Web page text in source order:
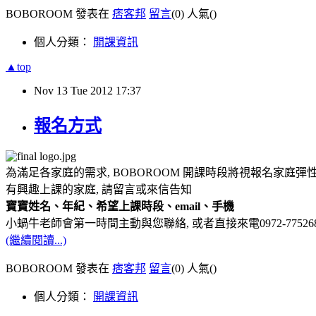
BOBOROOM 發表在 痞客邦 留言(0) 人氣()
個人分類： 開課資訊
▲top
Nov 13 Tue 2012 17:37
報名方式
為滿足各家庭的需求, BOBOROOM 開課時段將視報名家庭彈
有興趣上課的家庭, 請留言或來信告知
寶寶姓名、年紀、希望上課時段、email、手機
小蝸牛老師會第一時間主動與您聯絡, 或者直接來電0972-
(繼續閱讀...)
BOBOROOM 發表在 痞客邦 留言(0) 人氣()
個人分類： 開課資訊